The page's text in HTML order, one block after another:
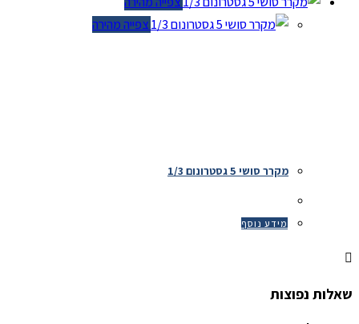
צפייה מהירה
מקרר סושי 5 גסטרונום 1/3
מידע נוסף
שאלות נפוצות